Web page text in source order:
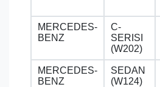
MERCEDES-
BENZ
C-
SERISI
(W202)
MERCEDES-
BENZ
SEDAN
(W124)